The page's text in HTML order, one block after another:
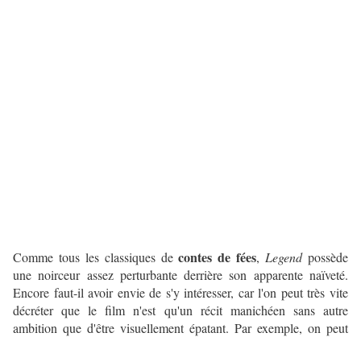
Comme tous les classiques decontes de fées, Legendpossède
une noirceur assez perturbante derrière son apparente naïveté.
Encore faut-il avoir envie de s'y intéresser, car l'on peut très vite
décréter que le film n'est qu'un récit manichéen sans autre
ambition que d'être visuellement épatant. Par exemple, on peut